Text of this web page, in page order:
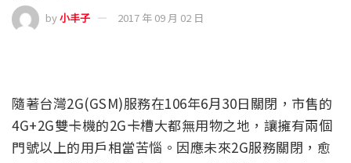
by小丰子 2017 年 09 月 02 日
隨著台灣2G(GSM)服務在106年6月30日關閉，市售的
4G+2G雙卡機的2G卡槽大都無用物之地，讓擁有兩個
門號以上的用戶相當苦惱。因應未來2G服務關閉，愈